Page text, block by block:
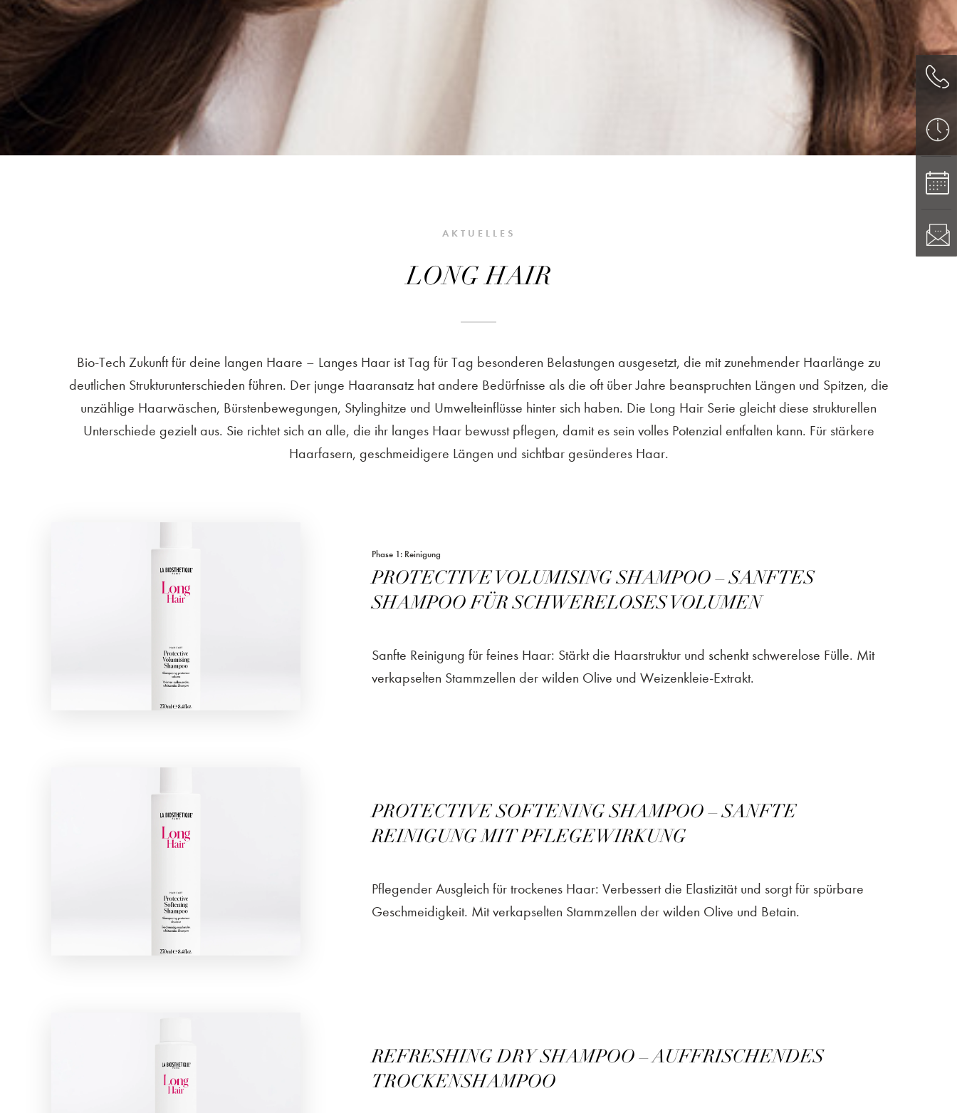
AKTUELLES
LONG HAIR
Bio-Tech Zukunft für deine langen Haare – Langes Haar ist Tag für Tag besonderen Belastungen ausgesetzt, die mit zunehmender Haarlänge zu
deutlichen Strukturunterschieden führen. Der junge Haaransatz hat andere Bedürfnisse als die oft über Jahre beanspruchten Längen und Spitzen, die
unzählige Haarwäschen, Bürstenbewegungen, Stylinghitze und Umwelteinflüsse hinter sich haben. Die Long Hair Serie gleicht diese strukturellen
Unterschiede gezielt aus. Sie richtet sich an alle, die ihr langes Haar bewusst pflegen, damit es sein volles Potenzial entfalten kann. Für stärkere
Haarfasern, geschmeidigere Längen und sichtbar gesünderes Haar.
Phase 1: Reinigung
PROTECTIVE VOLUMISING SHAMPOO – SANFTES
SHAMPOO FÜR SCHWERELOSES VOLUMEN
Sanfte Reinigung für feines Haar: Stärkt die Haarstruktur und schenkt schwerelose Fülle. Mit
verkapselten Stammzellen der wilden Olive und Weizenkleie-Extrakt.
PROTECTIVE SOFTENING SHAMPOO – SANFTE
REINIGUNG MIT PFLEGEWIRKUNG
Pflegender Ausgleich für trockenes Haar: Verbessert die Elastizität und sorgt für spürbare
Geschmeidigkeit. Mit verkapselten Stammzellen der wilden Olive und Betain.
REFRESHING DRY SHAMPOO – AUFFRISCHENDES
TROCKENSHAMPOO